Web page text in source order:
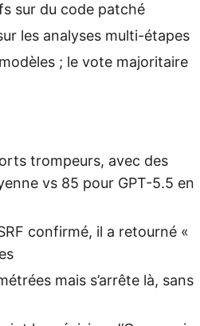
sur du code patché
les analyses multi-étapes
; le vote majoritaire
trompeurs, avec des
vs 85 pour GPT-5.5 en
confirmé, il a retourné «
mais s’arrête là, sans